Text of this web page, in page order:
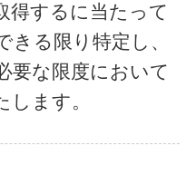
得するに当たって
きる限り特定し、
要な限度において
します。